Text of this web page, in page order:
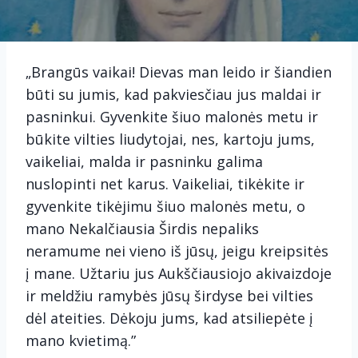
„Brangūs vaikai! Dievas man leido ir šiandien
būti su jumis, kad pakviesčiau jus maldai ir
pasninkui. Gyvenkite šiuo malonės metu ir
būkite vilties liudytojai, nes, kartoju jums,
vaikeliai, malda ir pasninku galima
nuslopinti net karus. Vaikeliai, tikėkite ir
gyvenkite tikėjimu šiuo malonės metu, o
mano Nekalčiausia Širdis nepaliks
neramume nei vieno iš jūsų, jeigu kreipsitės
į mane. Užtariu jus Aukščiausiojo akivaizdoje
ir meldžiu ramybės jūsų širdyse bei vilties
dėl ateities. Dėkoju jums, kad atsiliepėte į
mano kvietimą.”